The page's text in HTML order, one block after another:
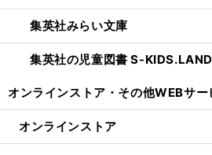
集英社みらい文庫
集英社の児童図書 S-KIDS.LAND
オンラインストア・ その他WEBサー
オンラインストア